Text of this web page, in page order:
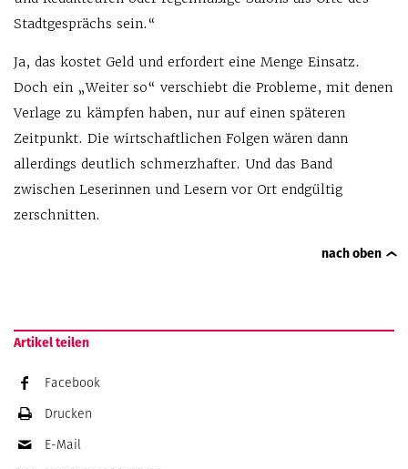
Stadtgesprächs sein.“
Ja, das kostet Geld und erfordert eine Menge Einsatz.
Doch ein „Weiter so“ verschiebt die Probleme, mit denen
Verlage zu kämpfen haben, nur auf einen späteren
Zeitpunkt. Die wirtschaftlichen Folgen wären dann
allerdings deutlich schmerzhafter. Und das Band
zwischen Leserinnen und Lesern vor Ort endgültig
zerschnitten.
nach oben
Artikel teilen
Facebook
Drucken
E-Mail